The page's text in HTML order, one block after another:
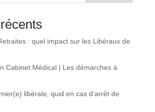
: quel impact sur les Libéraux de
Cabinet Médical | Les démarches à
libérale, quid en cas d’arrêt de